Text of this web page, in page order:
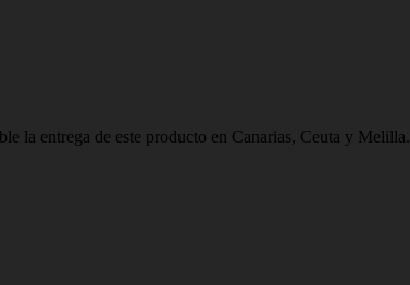
la entrega de este producto en Canarias, Ceuta y Melilla.